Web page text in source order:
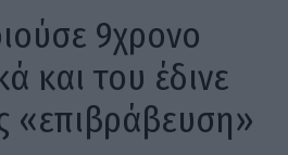
9χρονο
και του έδινε
«επιβράβευση»